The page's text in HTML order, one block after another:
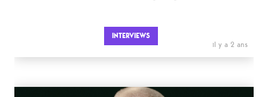
INTERVIEWS
il y a 2 ans